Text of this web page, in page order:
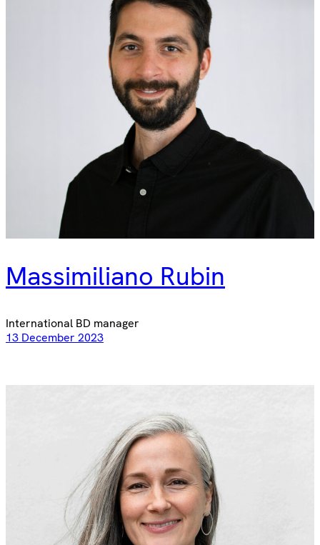
Massimiliano Rubin
International BD manager
13 December 2023